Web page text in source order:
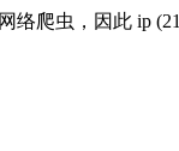
络爬虫，因此 ip